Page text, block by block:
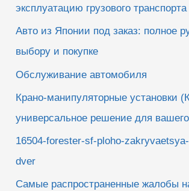
эксплуатацию грузового транспорта
Авто из Японии под заказ: полное
выбору и покупке
Обслуживание автомобиля
Крано-манипуляторные установки
универсальное решение для
16504-forester-sf-ploho-
dver
Самые распространенные жалобы